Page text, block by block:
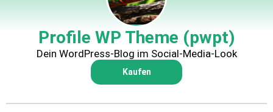
Profile WP Theme (pwpt)
Dein WordPress-Blog im Social-Media-Look
Kaufen